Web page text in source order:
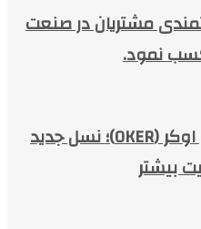
مشتریان در صنعت
نمود.
معرفی کرکره فولادی اوکر (OKER)؛ نسل جدید
بیشتر